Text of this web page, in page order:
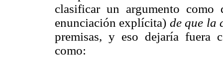
clasificar un argumento
enunciación explícita) de que la
premisas, y eso dejaría fuera
como: